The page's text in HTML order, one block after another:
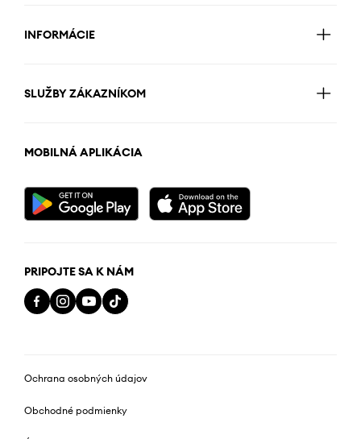
INFORMÁCIE
SLUŽBY ZÁKAZNÍKOM
MOBILNÁ APLIKÁCIA
PRIPOJTE SA K NÁM
Ochrana osobných údajov
Obchodné podmienky